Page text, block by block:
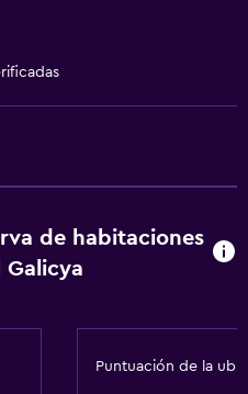
de habitaciones
Galicya
Puntuación de la